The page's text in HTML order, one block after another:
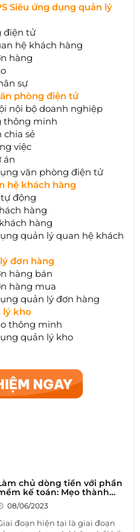
Siêu ứng dụng quản lý
điện tử
hệ khách hàng
hàng
sự
phòng điện tử
nội bộ doanh nghiệp
thông minh
chia sẻ
việc
án
văn phòng điện tử
hệ khách hàng
động
hàng
hàng
quản lý quan hệ khách
lý đơn hàng
hàng bán
hàng mua
quản lý đơn hàng
lý kho
thông minh
quản lý kho
chủ dòng tiền với phần
kế toán: Mẹo thành
trong giai đoạn khủng
08/06/2023
đoạn hiện tại là giai đoạn